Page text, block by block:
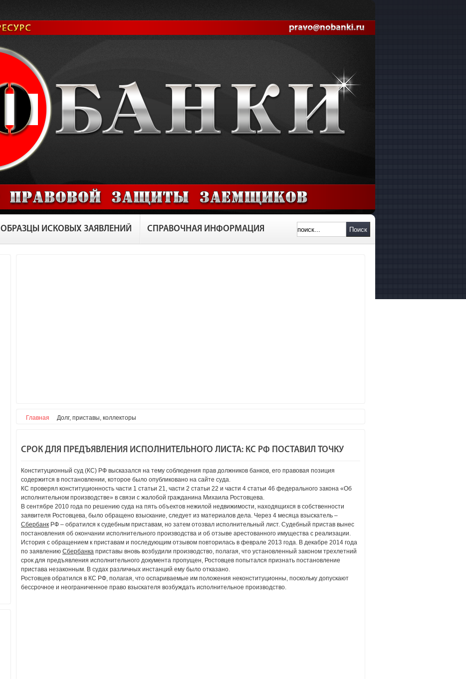
ОБРАЗЦЫ ИСКОВЫХ ЗАЯВЛЕНИЙ СПРАВОЧНАЯ ИНФОРМАЦИЯ Поиск
Главная Долг, приставы, коллекторы
СРОК ДЛЯ ПРЕДЪЯВЛЕНИЯ ИСПОЛНИТЕЛЬНОГО ЛИСТА: КС РФ ПОСТАВИЛ ТОЧКУ
Конституционный суд (КС) РФ высказался на тему соблюдения прав должников банков, его правовая позиция
содержится в постановлении, которое было опубликовано на сайте суда.
КС проверял конституционность части 1 статьи 21, части 2 статьи 22 и части 4 статьи 46 федерального закона «Об
исполнительном производстве» в связи с жалобой гражданина Михаила Ростовцева.
В сентябре 2010 года по решению суда на пять объектов нежилой недвижимости, находящихся в собственности
заявителя Ростовцева, было обращено взыскание, следует из материалов дела. Через 4 месяца взыскатель –
Сбербанк РФ – обратился к судебным приставам, но затем отозвал исполнительный лист. Судебный пристав вынес
постановления об окончании исполнительного производства и об отзыве арестованного имущества с реализации.
История с обращением к приставам и последующим отзывом повторилась в феврале 2013 года. В декабре 2014 года
по заявлению Сбербанка приставы вновь возбудили производство, полагая, что установленный законом трехлетний
срок для предъявления исполнительного документа пропущен, Ростовцев попытался признать постановление
пристава незаконным. В судах различных инстанций ему было отказано.
Ростовцев обратился в КС РФ, полагая, что оспариваемые им положения неконституционны, поскольку допускают
бессрочное и неограниченное право взыскателя возбуждать исполнительное производство.